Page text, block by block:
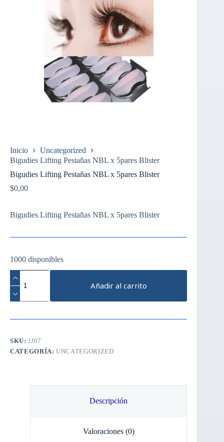
Inicio
Uncategorized
Bigudies Lifting Pestañas NBL x 5pares Blister
Bigudies Lifting Pestañas NBL x 5pares Blister
$0,00
Bigudies Lifting Pestañas NBL x 5pares Blister
1000 disponibles
Lifting
Pestañas
NBL
Añadir al carrito
SKU:JJ07
CATEGORÍA:UNCATEGORIZED
Descripción
Valoraciones (0)